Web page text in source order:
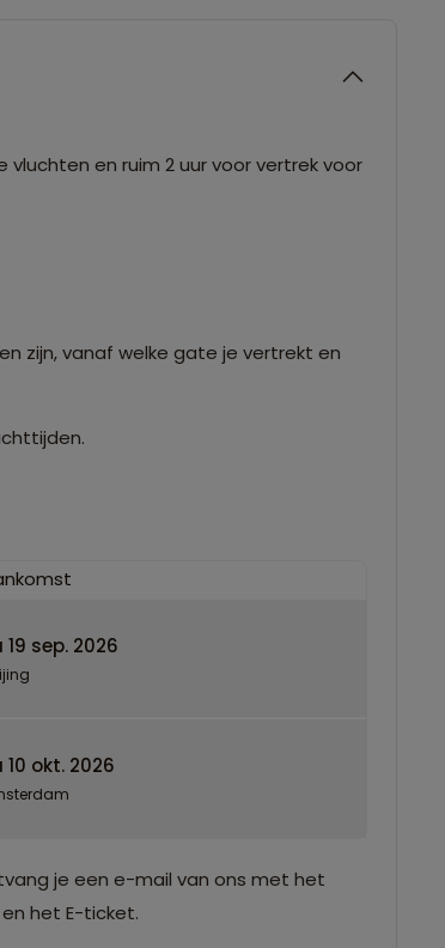
en ruim 2 uur voor vertrek voor
zijn, vanaf welke gate je vertrekt en
19 sep. 2026
10 okt. 2026
je een e-mail van ons met het
het E-ticket.